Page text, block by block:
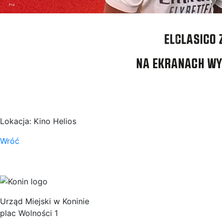
Lokacja: Kino Helios
Wróć
Urząd Miejski w Koninie
plac Wolności 1